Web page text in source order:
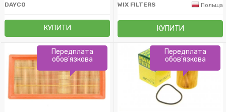
DAYCO
КУПИТИ
WIX FILTERS
Польща
КУПИТИ
Передплата
обов'язкова
Передплата
обов'язкова